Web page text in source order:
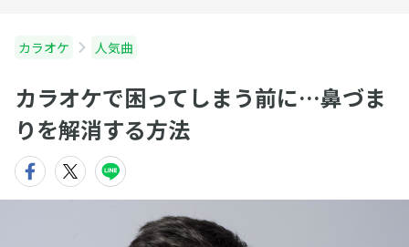
カラオケ 人気曲
カラオケで困ってしまう前に…鼻づま
りを解消する方法